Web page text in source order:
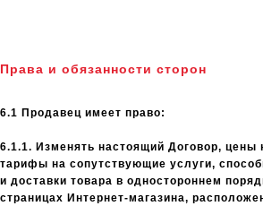
Права и обязанности сторон
6.1 Продавец имеет право:
6.1.1. Изменять настоящий Договор, цены
тарифы на сопутствующие услуги,
и доставки товара в одностороннем
страницах Интернет-магазина,